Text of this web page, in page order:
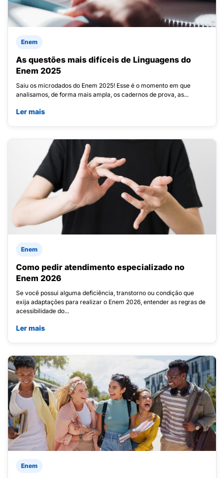
Enem
As questões mais difíceis de Linguagens do
Enem 2025
Saiu os microdados do Enem 2025! Esse é o momento em que
analisamos, de forma mais ampla, os cadernos de prova, as...
Ler mais
Enem
Como pedir atendimento especializado no
Enem 2026
Se você possui alguma deficiência, transtorno ou condição que
exija adaptações para realizar o Enem 2026, entender as regras de
acessibilidade do...
Ler mais
Enem